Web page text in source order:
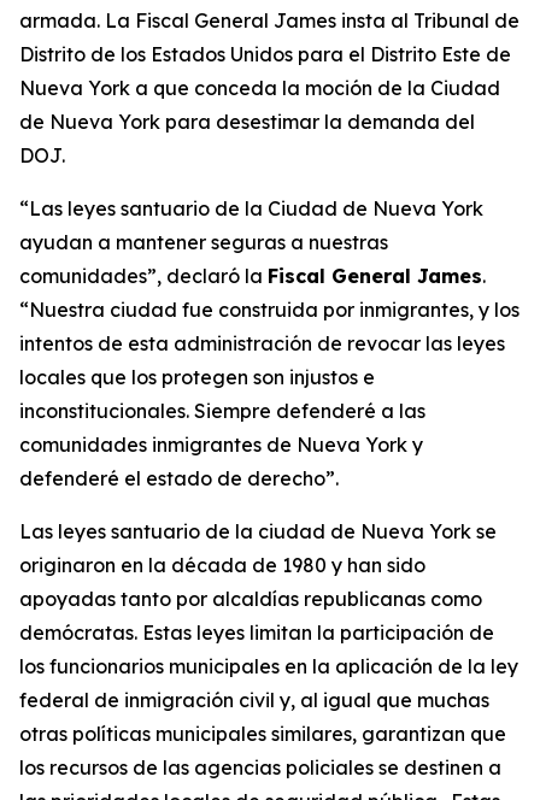
armada. La Fiscal General James insta al Tribunal de
Distrito de los Estados Unidos para el Distrito Este de
Nueva York a que conceda la moción de la Ciudad
de Nueva York para desestimar la demanda del
DOJ.
“Las leyes santuario de la Ciudad de Nueva York
ayudan a mantener seguras a nuestras
comunidades”, declaró la Fiscal General James.
“Nuestra ciudad fue construida por inmigrantes, y los
intentos de esta administración de revocar las leyes
locales que los protegen son injustos e
inconstitucionales. Siempre defenderé a las
comunidades inmigrantes de Nueva York y
defenderé el estado de derecho”.
Las leyes santuario de la ciudad de Nueva York se
originaron en la década de 1980 y han sido
apoyadas tanto por alcaldías republicanas como
demócratas. Estas leyes limitan la participación de
los funcionarios municipales en la aplicación de la ley
federal de inmigración civil y, al igual que muchas
otras políticas municipales similares, garantizan que
los recursos de las agencias policiales se destinen a